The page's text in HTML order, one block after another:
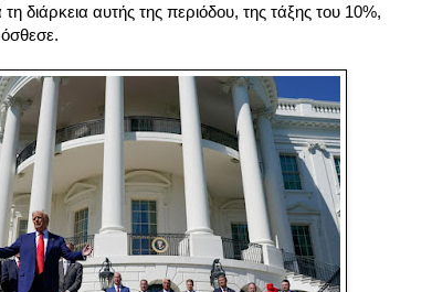
διάρκεια αυτής της περιόδου, της τάξης του 10%,